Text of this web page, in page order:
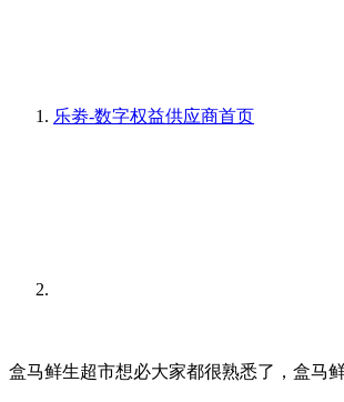
乐劵-数字权益供应商首页
盒马鲜生超市想必大家都很熟悉了，盒马